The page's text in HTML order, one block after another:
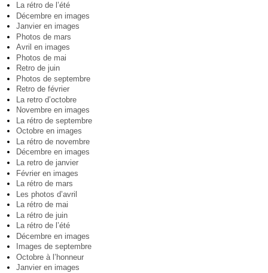
La rétro de l’été
Décembre en images
Janvier en images
Photos de mars
Avril en images
Photos de mai
Retro de juin
Photos de septembre
Retro de février
La retro d’octobre
Novembre en images
La rétro de septembre
Octobre en images
La rétro de novembre
Décembre en images
La retro de janvier
Février en images
La rétro de mars
Les photos d’avril
La rétro de mai
La rétro de juin
La rétro de l’été
Décembre en images
Images de septembre
Octobre à l’honneur
Janvier en images